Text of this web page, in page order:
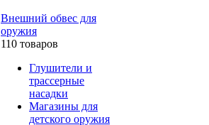
Внешний обвес для
оружия
110 товаров
Глушители и
трассерные
насадки
Магазины для
детского оружия